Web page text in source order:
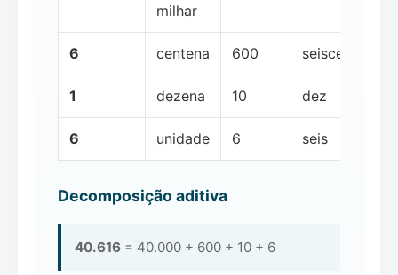
milhar
6 centena 600 seiscentos
1 dezena 10 dez
6 unidade 6 seis
Decomposição aditiva
40.616 = 40.000 + 600 + 10 + 6